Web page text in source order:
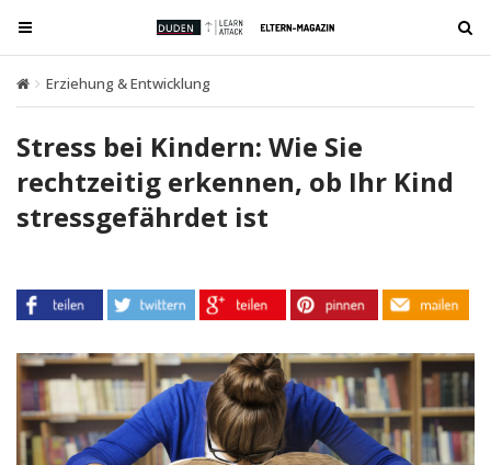
T
o
g
g
e
n
a
g
a
i
o
n
T
o
g
g
a
i
o
n
Erziehung & Entwicklung
Stress bei Kindern: Wie Sie
rechtzeitig erkennen, ob Ihr Kind
stressgefährdet ist